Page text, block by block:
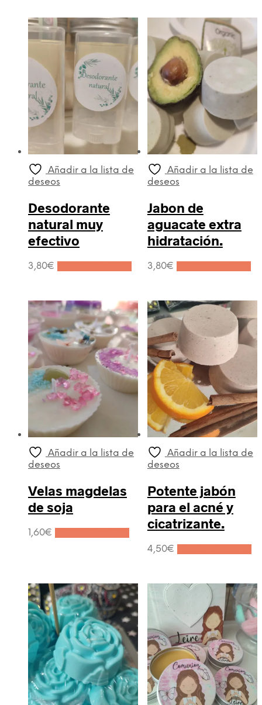
Añadir a la lista de
deseos
Desodorante
natural muy
efectivo
3,80€
Añadir a la lista de
deseos
Jabon de
aguacate extra
hidratación.
3,80€
Añadir a la lista de
deseos
Velas magdelas
de soja
1,60€
Añadir a la lista de
deseos
Potente jabón
para el acné y
cicatrizante.
4,50€